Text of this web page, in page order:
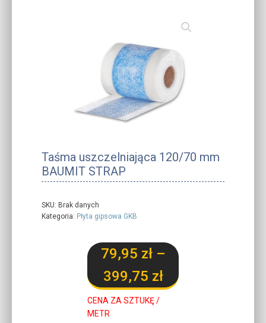
Taśma uszczelniająca 120/70 mm
BAUMIT STRAP
SKU: Brak danych
Kategoria: Płyta gipsowa GKB
79,95 zł –
399,75 złZakres
CENA ZA SZTUKĘ /
METR